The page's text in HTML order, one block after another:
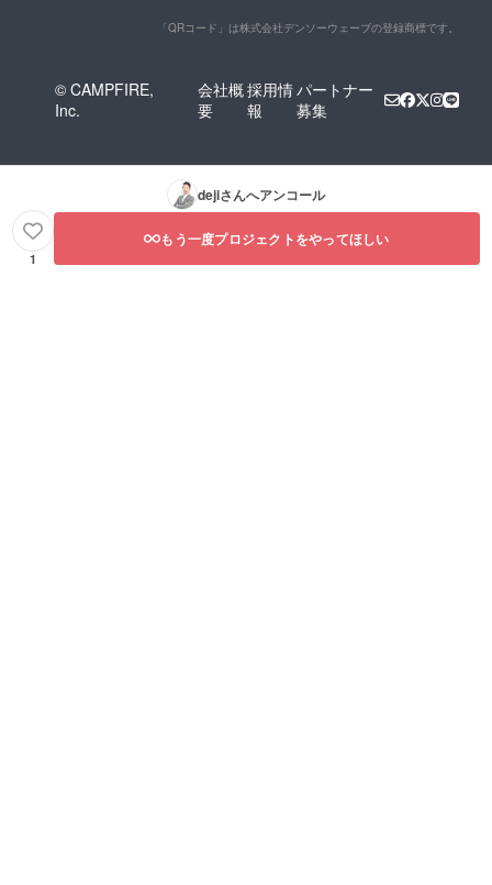
「QRコード」は株式会社デンソーウェーブの登録商標です。
© CAMPFIRE,
Inc.
会社概
要
採用情
報
パートナー
募集
dejiさんへアンコール
1
もう一度プロジェクトをやってほしい